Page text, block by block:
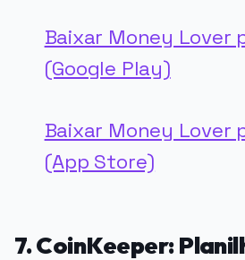
Baixar Money Lover
(Google Play)
Baixar Money Lover
(App Store)
7. CoinKeeper: